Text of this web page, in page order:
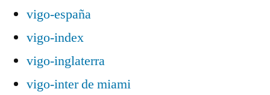
vigo-españa
vigo-index
vigo-inglaterra
vigo-inter de miami